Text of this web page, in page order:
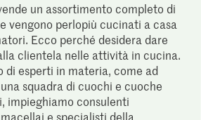
un assortimento completo di
vengono perlopiù cucinati a casa
Ecco perché desidera dare
clientela nelle attività in cucina.
di esperti in materia, come ad
squadra di cuochi e cuoche
impieghiamo consulenti
e specialisti della